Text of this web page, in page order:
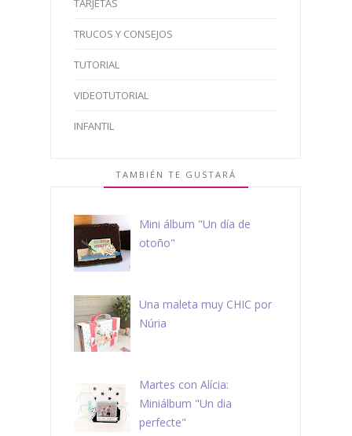
TARJETAS
TRUCOS Y CONSEJOS
TUTORIAL
VIDEOTUTORIAL
INFANTIL
TAMBIÉN TE GUSTARÁ
Mini álbum "Un día de
otoño"
Una maleta muy CHIC por
Núria
Martes con Alícia:
Miniálbum "Un dia
perfecte"